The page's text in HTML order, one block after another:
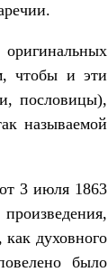
чтобы и эти
пословицы),
называемой
3 июля 1863
духовного
было